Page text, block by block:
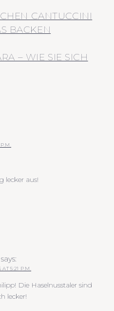
CANTUCCINI
BACKEN
– WIE SIE SICH
lecker aus!
says:
5:21 P.M.
Die Haselnusstaler sind
lecker!